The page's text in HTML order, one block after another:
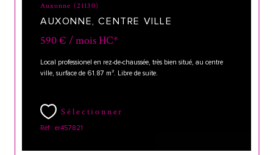
Auxonne (21130)
AUXONNE, CENTRE VILLE
590 € / moisHC*
Local professionel en rez-de-chaussée, très bien situé, au centre
ville, surface de 61.87 m². Libre de suite.
Sélectionner
Réf : er457821